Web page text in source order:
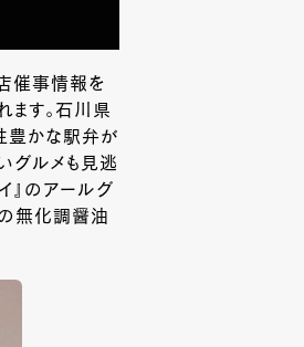
催事情報を
ます。石川県
豊かな駅弁が
グルメも見逃
』のアールグ
の無化調醤油